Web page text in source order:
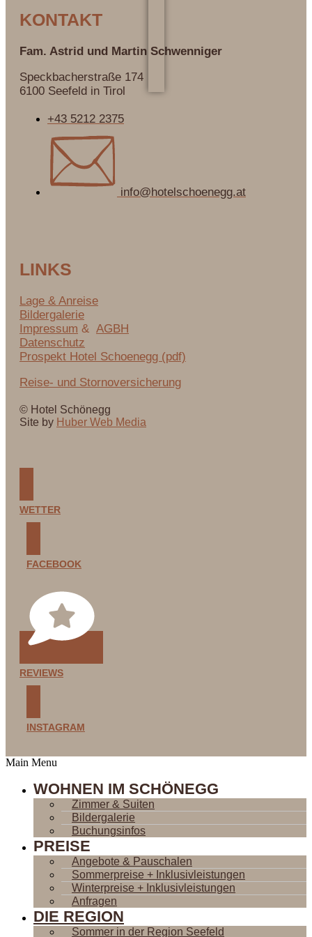
KONTAKT
Fam. Astrid und Martin Schwenniger
Speckbacherstraße 174
6100 Seefeld in Tirol
+43 5212 2375
info@hotelschoenegg.at
LINKS
Lage & Anreise
Bildergalerie
Impressum & AGBH
Datenschutz
Prospekt Hotel Schoenegg (pdf)
Reise- und Stornoversicherung
© Hotel Schönegg
Site by Huber Web Media
WETTER
FACEBOOK
REVIEWS
INSTAGRAM
Main Menu
WOHNEN IM SCHÖNEGG
Zimmer & Suiten
Bildergalerie
Buchungsinfos
PREISE
Angebote & Pauschalen
Sommerpreise + Inklusivleistungen
Winterpreise + Inklusivleistungen
Anfragen
DIE REGION
Sommer in der Region Seefeld